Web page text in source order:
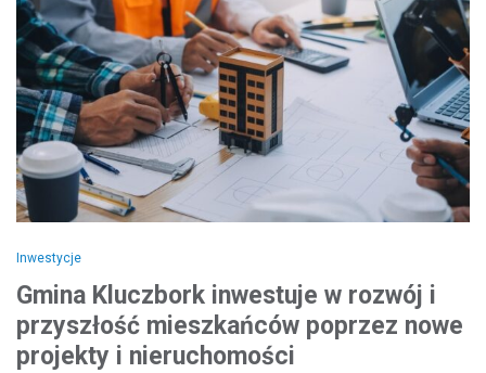
Inwestycje
Gmina Kluczbork inwestuje w rozwój i
przyszłość mieszkańców poprzez nowe
projekty i nieruchomości